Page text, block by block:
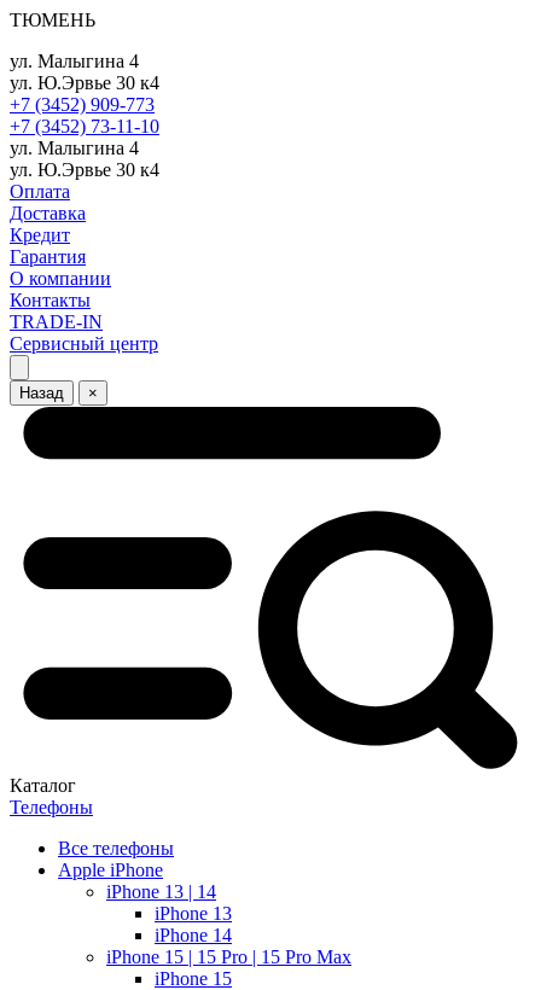
ТЮМЕНЬ
ул. Малыгина 4
ул. Ю.Эрвье 30 к4
+7 (3452) 909-773
+7 (3452) 73-11-10
ул. Малыгина 4
ул. Ю.Эрвье 30 к4
Оплата
Доставка
Кредит
Гарантия
О компании
Контакты
TRADE-IN
Сервисный центр
Назад ×
Каталог
Телефоны
Все телефоны
Apple iPhone
iPhone 13 | 14
iPhone 13
iPhone 14
iPhone 15 | 15 Pro | 15 Pro Max
iPhone 15